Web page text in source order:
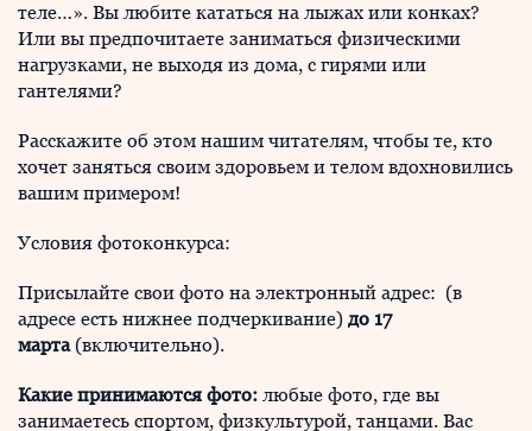
теле…». Вы любите кататься на лыжах или конках?
Или вы предпочитаете заниматься физическими
нагрузками, не выходя из дома, с гирями или
гантелями?
Расскажите об этом нашим читателям, чтобы те, кто
хочет заняться своим здоровьем и телом вдохновились
вашим примером!
Условия фотоконкурса:
Присылайте свои фото на электронный адрес: (в
адресе есть нижнее подчеркивание) до 17
марта(включительно).
Какие принимаются фото: любые фото, где вы
занимаетесь спортом, физкультурой, танцами. Вас